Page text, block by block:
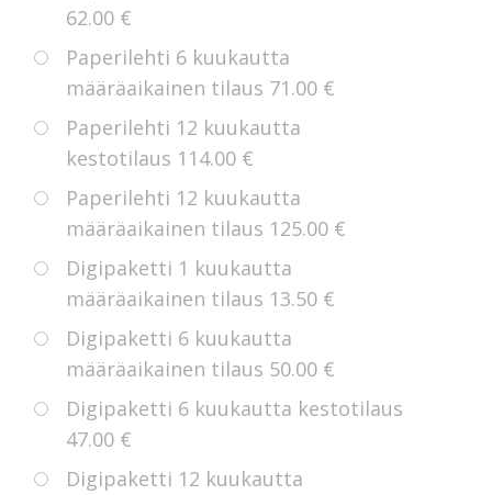
62.00 €
Paperilehti 6 kuukautta
määräaikainen tilaus 71.00 €
Paperilehti 12 kuukautta
kestotilaus 114.00 €
Paperilehti 12 kuukautta
määräaikainen tilaus 125.00 €
Digipaketti 1 kuukautta
määräaikainen tilaus 13.50 €
Digipaketti 6 kuukautta
määräaikainen tilaus 50.00 €
Digipaketti 6 kuukautta kestotilaus
47.00 €
Digipaketti 12 kuukautta